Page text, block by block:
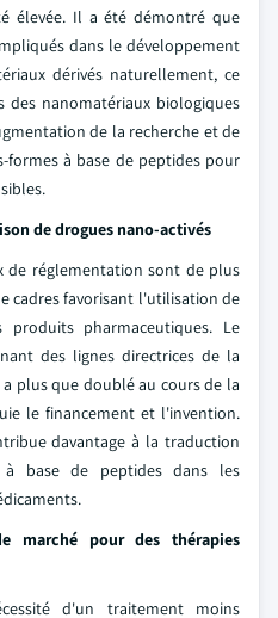
élevée. Il a été démontré que
dans le développement
dérivés naturellement, ce
nanomatériaux biologiques
de la recherche et de
à base de peptides pour
de drogues nano-activés
de réglementation sont de plus
cadres favorisant l'utilisation de
pharmaceutiques. Le
des lignes directrices de la
plus que doublé au cours de la
le financement et l'invention.
davantage à la traduction
à base de peptides dans les
marché pour des thérapies
d'un traitement moins